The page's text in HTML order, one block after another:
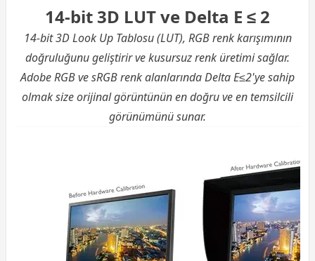
14-bit 3D LUT ve Delta E ≤ 2
14-bit 3D Look Up Tablosu (LUT), RGB renk karışımının
doğruluğunu geliştirir ve kusursuz renk üretimi sağlar.
Adobe RGB ve sRGB renk alanlarında Delta E≤2'ye sahip
olmak size orijinal görüntünün en doğru ve en temsilcili
görünümünü sunar.